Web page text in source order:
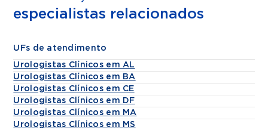
especialistas relacionados
UFs de atendimento
Urologistas Clínicos em AL
Urologistas Clínicos em BA
Urologistas Clínicos em CE
Urologistas Clínicos em DF
Urologistas Clínicos em MA
Urologistas Clínicos em MS